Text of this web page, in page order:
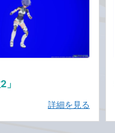
」
詳細を見る